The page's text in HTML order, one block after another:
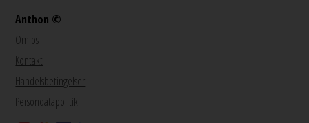
Anthon ©
Om os
Kontakt
Handelsbetingelser
Persondatapolitik